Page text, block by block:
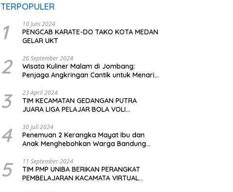
TERPOPULER
1 10 Juni 2024
PENGCAB KARATE-DO TAKO KOTA MEDAN
GELAR UKT
2 26 September 2024
Wisata Kuliner Malam di Jombang:
Penjaga Angkringan Cantik untuk Menarik
3 23 April 2024
TIM KECAMATAN GEDANGAN PUTRA
JUARA LIGA PELAJAR BOLA VOLI
4 30 Juli 2024
Penemuan 2 Kerangka Mayat Ibu dan
Anak Menghebohkan Warga Bandung
5 11 September 2024
TIM PMP UNIBA BERIKAN PERANGKAT
PEMBELAJARAN KACAMATA VIRTUAL